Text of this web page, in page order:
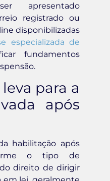
apresentado
registrado ou
disponibilizadas
especializada de
fundamentos
para a
após
habilitação após
o tipo de
direito de dirigir